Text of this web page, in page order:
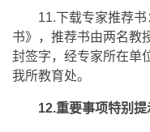
11.下载专家推荐
书》，推荐书由两名教
封签字，经专家所在单
我所教育处。
12.重要事项特别提